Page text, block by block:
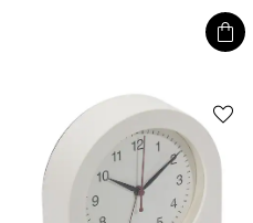
shopping_bag
favorite